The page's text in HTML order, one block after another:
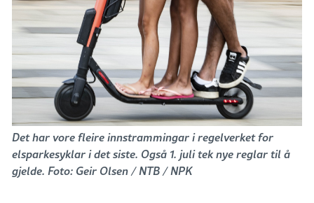
Det har vore fleire innstrammingar i regelverket for
elsparkesyklar i det siste. Også 1. juli tek nye reglar til å
gjelde. Foto: Geir Olsen / NTB / NPK